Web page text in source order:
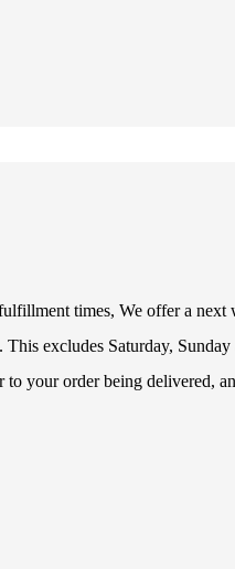
times, We offer a
excludes Saturday,
to your order being